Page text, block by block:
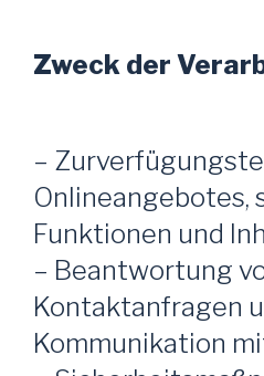
Zweck der
–
Onlineangebotes,
Funktionen und
– Beantwortung
Kontaktanfragen
Kommunikation